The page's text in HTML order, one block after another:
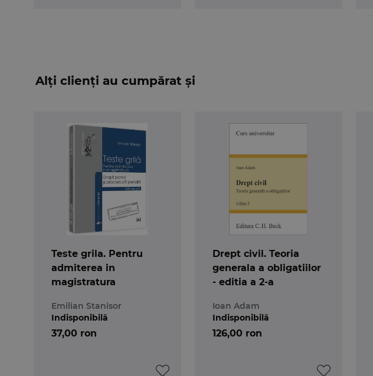
Alți clienți au cumpărat și
Teste grila. Pentru
admiterea in
magistratura
Emilian Stanisor
37,00 ron
Indisponibilă
Drept civil. Teoria
generala a obligatiilor
- editia a 2-a
Ioan Adam
126,00 ron
Indisponibilă